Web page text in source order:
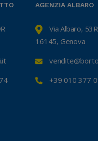
AGENZIA ALBARO
Via Albaro, 53R
16145, Genova
+39 010 377